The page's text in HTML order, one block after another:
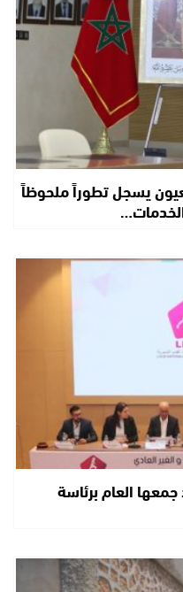
يسجل تطوراً ملحوظاً
العام برئاسة